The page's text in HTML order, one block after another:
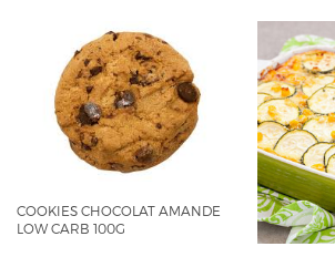
COOKIES CHOCOLAT AMANDE
LOW CARB 100G